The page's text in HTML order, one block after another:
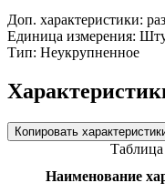
Доп. характеристики:
Единица измерения:
Тип: Неукрупненное
Копировать
Наименование